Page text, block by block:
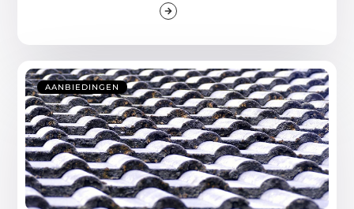
AANBIEDINGEN